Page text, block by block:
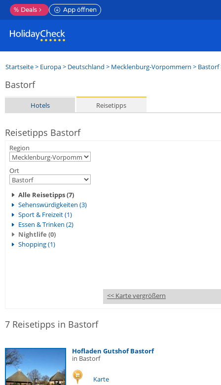
% Deals App öffnen
Startseite> Europa> Deutschland > Mecklenburg-Vorpommern > Bastorf
Bastorf
Hotels Reisetipps
Reisetipps Bastorf
Region
Ort
Alle Reisetipps (7)
Sehenswürdigkeiten (3)
Sport & Freizeit (1)
Essen & Trinken (2)
Nightlife (0)
Shopping (1)
<< Karte vergrößern
7 Reisetipps in Bastorf
Hofladen Gutshof Bastorf
in Bastorf
Karte